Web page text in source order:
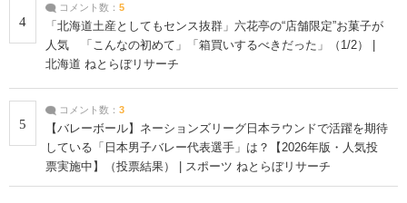
4
コメント数： 5
「北海道土産としてもセンス抜群」六花亭の“店舗限定”お菓子が
人気 「こんなの初めて」「箱買いするべきだった」（1/2） |
北海道 ねとらぼリサーチ
5
コメント数： 3
【バレーボール】ネーションズリーグ日本ラウンドで活躍を期待
している「日本男子バレー代表選手」は？【2026年版・人気投
票実施中】（投票結果） | スポーツ ねとらぼリサーチ